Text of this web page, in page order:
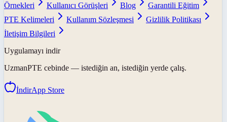
Örnekleri
Kullanıcı Görüşleri Blog
Garantili Eğitim
PTE Kelimeleri
Kullanım Sözleşmesi
Gizlilik Politikası
İletişim Bilgileri
Uygulamayı indir
UzmanPTE cebinde — istediğin an, istediğin yerde çalış.
İndirApp Store